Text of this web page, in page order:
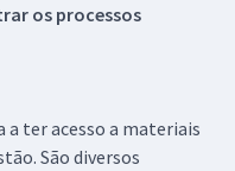
os processos
a ter acesso a materiais
São diversos